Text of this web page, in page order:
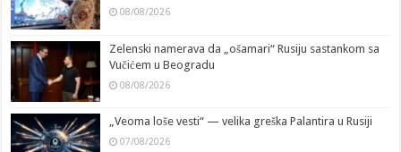
08/08/2026
Zelenski namerava da „ošamari“ Rusiju sastankom sa
Vučićem u Beogradu
08/08/2026
„Veoma loše vesti“ — velika greška Palantira u Rusiji
07/08/2026